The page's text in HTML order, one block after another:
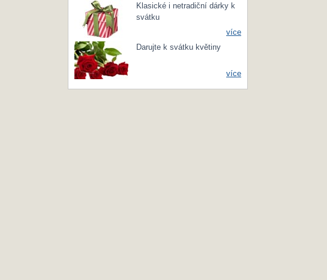
Klasické i netradiční dárky k
svátku
více
Darujte k svátku květiny
více